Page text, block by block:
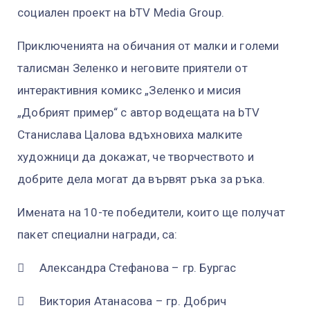
социален проект на bTV Media Group.
Приключенията на обичания от малки и големи
талисман Зеленко и неговите приятели от
интерактивния комикс „Зеленко и мисия
„Добрият пример“ с автор водещата на bTV
Станислава Цалова вдъхновиха малките
художници да докажат, че творчеството и
добрите дела могат да вървят ръка за ръка.
Имената на 10-те победители, които ще получат
пакет специални награди, са:
 Александра Стефанова – гр. Бургас
 Виктория Атанасова – гр. Добрич